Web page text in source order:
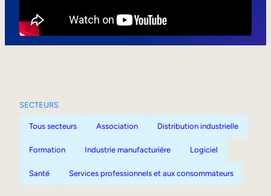
SECTEURS
Tous secteurs Association Distribution industrielle
Formation Industrie manufacturière Logiciel
Santé Services professionnels et aux consommateurs